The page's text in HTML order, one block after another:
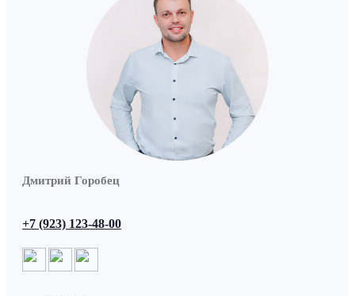
Дмитрий Горобец
+7 (923) 123-48-00